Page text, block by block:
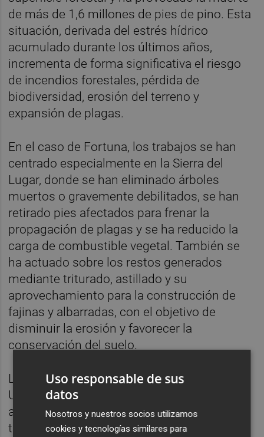
de más de 1,6 millones de pies de pino. Esta
situación, derivada del estrés hídrico
acumulado durante los últimos años,
incrementa de forma significativa el riesgo
de incendios forestales, pérdida de
biodiversidad, erosión del terreno y
expansión de plagas.
En el caso de Fortuna, los trabajos se han
centrado especialmente en la Sierra del
Lugar, donde se han eliminado árboles
muertos o gravemente debilitados, se han
retirado pies afectados para frenar la
propagación de plagas y se ha reducido la
carga de combustible vegetal. También se
ha actuado sobre los restos generados
mediante triturado, astillado y su
aprovechamiento para la construcción de
fajinas y albarradas, con el objetivo de
disminuir la erosión y favorecer la
conservación del suelo.
La Consejería de Medio Ambiente, Industria,
Universidades, Investigación y Mar Menor
actúa bajo criterios técnicos, adaptando los
trabajos al grado de afección de cada zona.
Uso responsable de sus
datos
Nosotros y nuestros socios utilizamos
cookies y tecnologías similares para